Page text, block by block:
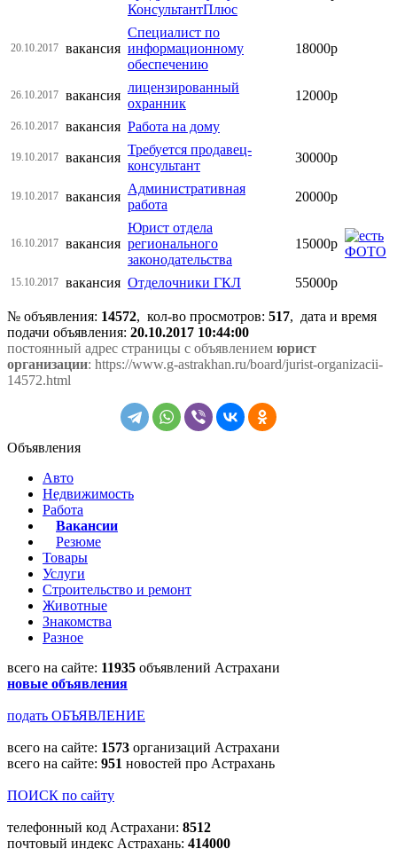
КонсультантПлюс
20.10.2017 вакансия
Специалист по
информационному
обеспечению
18000р
26.10.2017 вакансия
лицензированный
охранник
12000р
26.10.2017 вакансия Работа на дому
19.10.2017 вакансия
Требуется продавец-
консультант
30000р
19.10.2017 вакансия
Административная
работа
20000р
16.10.2017 вакансия
Юрист отдела
регионального
законодательства
15000р
15.10.2017 вакансия Отделочники ГКЛ 55000р
№ объявления: 14572, кол-во просмотров: 517, дата и время
подачи объявления: 20.10.2017 10:44:00
постоянный адрес страницы с объявлением юрист
организации: https://www.g-astrakhan.ru/board/jurist-organizacii-
14572.html
Объявления
Авто
Недвижимость
Работа
Вакансии
Резюме
Товары
Услуги
Строительство и ремонт
Животные
Знакомства
Разное
всего на сайте: 11935 объявлений Астрахани
новые объявления
подать ОБЪЯВЛЕНИЕ
всего на сайте: 1573 организаций Астрахани
всего на сайте: 951 новостей про Астрахань
ПОИСК по сайту
телефонный код Астрахани: 8512
почтовый индекс Астрахань: 414000